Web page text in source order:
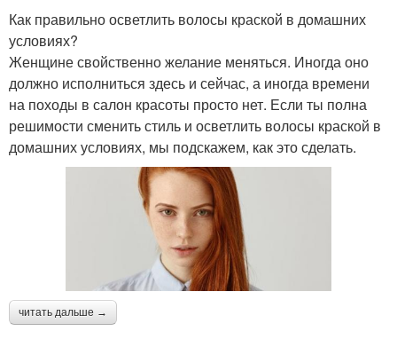
Как правильно осветлить волосы краской в домашних
условиях?
Женщине свойственно желание меняться. Иногда оно
должно исполниться здесь и сейчас, а иногда времени
на походы в салон красоты просто нет. Если ты полна
решимости сменить стиль и осветлить волосы краской в
домашних условиях, мы подскажем, как это сделать.
читать дальше →